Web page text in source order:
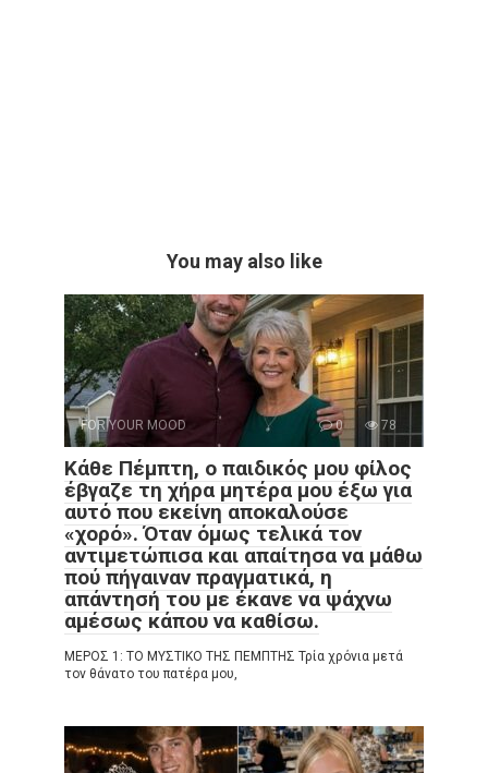
You may also like
FOR YOUR MOOD 0 78
Κάθε Πέμπτη, ο παιδικός μου φίλος
έβγαζε τη χήρα μητέρα μου έξω για
αυτό που εκείνη αποκαλούσε
«χορό». Όταν όμως τελικά τον
αντιμετώπισα και απαίτησα να μάθω
πού πήγαιναν πραγματικά, η
απάντησή του με έκανε να ψάχνω
αμέσως κάπου να καθίσω.
ΜΕΡΟΣ 1: ΤΟ ΜΥΣΤΙΚΟ ΤΗΣ ΠΕΜΠΤΗΣ Τρία χρόνια μετά
τον θάνατο του πατέρα μου,